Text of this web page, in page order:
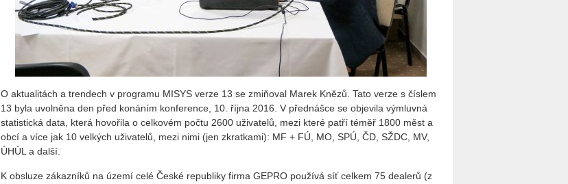
O aktualitách a trendech v programu MISYS verze 13 se zmiňoval Marek Knězů. Tato verze s číslem
13 byla uvolněna den před konáním konference, 10. října 2016. V přednášce se objevila výmluvná
statistická data, která hovořila o celkovém počtu 2600 uživatelů, mezi které patří téměř 1800 měst a
obcí a více jak 10 velkých uživatelů, mezi nimi (jen zkratkami): MF + FÚ, MO, SPÚ, ČD, SŽDC, MV,
ÚHÚL a další.
K obsluze zákazníků na území celé České republiky firma GEPRO používá síť celkem 75 dealerů (z